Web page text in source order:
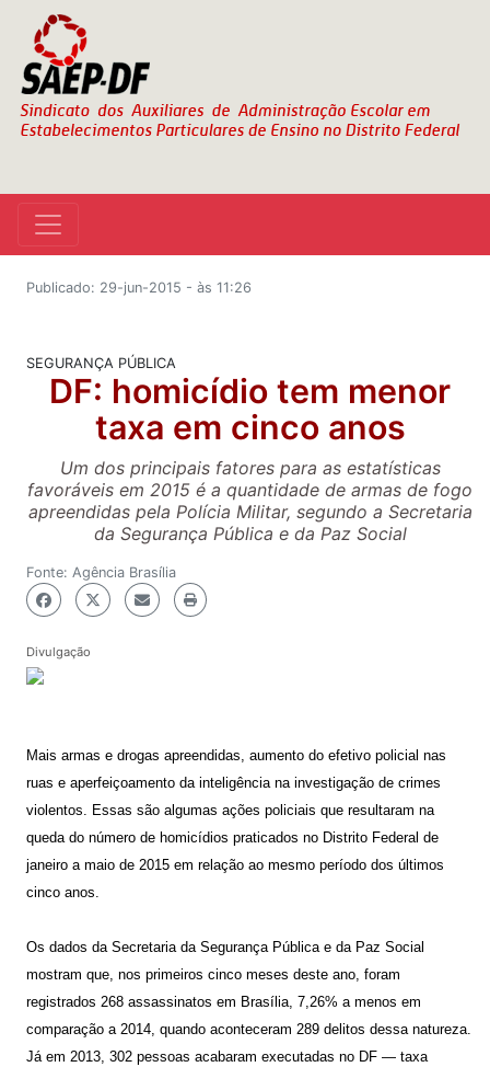
Publicado: 29-jun-2015 - às 11:26
SEGURANÇA PÚBLICA
DF: homicídio tem menor
taxa em cinco anos
Um dos principais fatores para as estatísticas
favoráveis em 2015 é a quantidade de armas de fogo
apreendidas pela Polícia Militar, segundo a Secretaria
da Segurança Pública e da Paz Social
Fonte: Agência Brasília
Divulgação
Mais armas e drogas apreendidas, aumento do efetivo policial nas
ruas e aperfeiçoamento da inteligência na investigação de crimes
violentos. Essas são algumas ações policiais que resultaram na
queda do número de homicídios praticados no Distrito Federal de
janeiro a maio de 2015 em relação ao mesmo período dos últimos
cinco anos.
Os dados da Secretaria da Segurança Pública e da Paz Social
mostram que, nos primeiros cinco meses deste ano, foram
registrados 268 assassinatos em Brasília, 7,26% a menos em
comparação a 2014, quando aconteceram 289 delitos dessa natureza.
Já em 2013, 302 pessoas acabaram executadas no DF — taxa